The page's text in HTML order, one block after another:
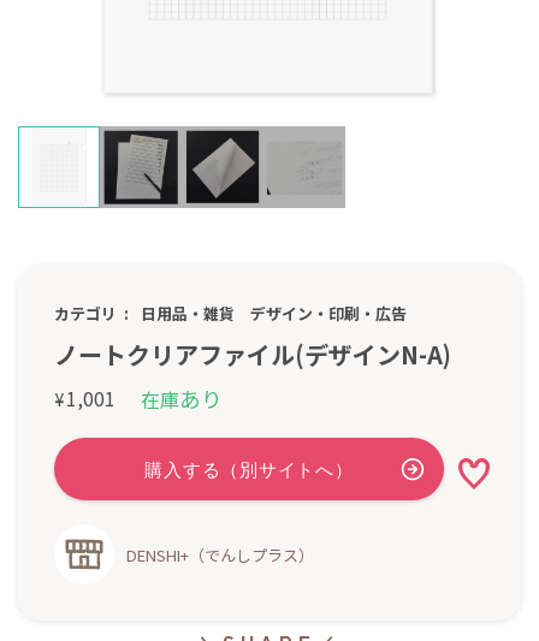
カテゴリ 日用品・雑貨 デザイン・印刷・広告
ノートクリアファイル(デザインN-A)
¥1,001 在庫あり
DENSHI+（でんしプラス）